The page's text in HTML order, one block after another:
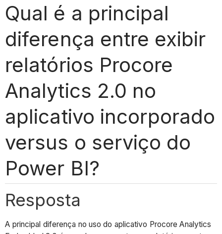
Qual é a principal
diferença entre exibir
relatórios Procore
Analytics 2.0 no
aplicativo incorporado
versus o serviço do
Power BI?
Resposta
A principal diferença no uso do aplicativo Procore Analytics